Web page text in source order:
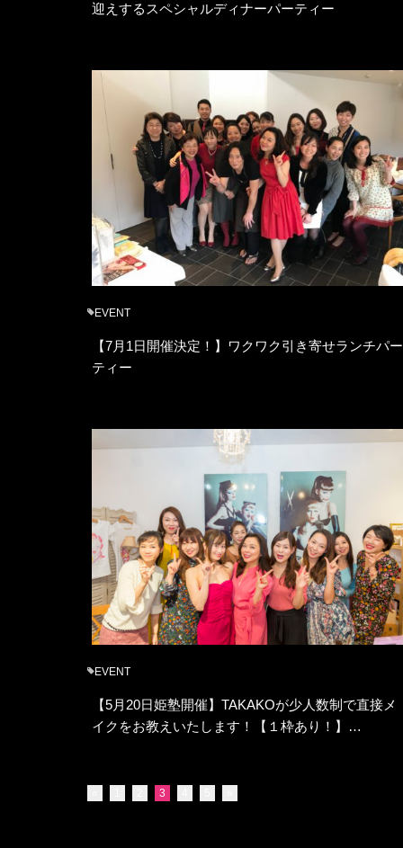
迎えするスペシャルディナーパーティー
EVENT
【7月1日開催決定！】ワクワク引き寄せランチパー
ティー
EVENT
【5月20日姫塾開催】TAKAKOが少人数制で直接メ
イクをお教えいたします！【１枠あり！】…
3